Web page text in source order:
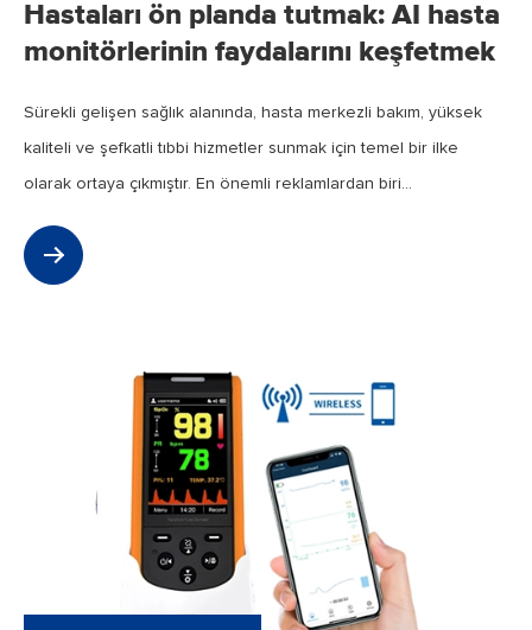
Hastaları ön planda tutmak: AI hasta
monitörlerinin faydalarını keşfetmek
Sürekli gelişen sağlık alanında, hasta merkezli bakım, yüksek
kaliteli ve şefkatli tıbbi hizmetler sunmak için temel bir ilke
olarak ortaya çıkmıştır. En önemli reklamlardan biri...